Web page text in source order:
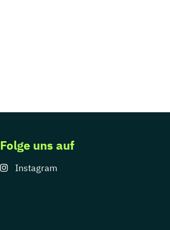
Folge uns auf
Instagram